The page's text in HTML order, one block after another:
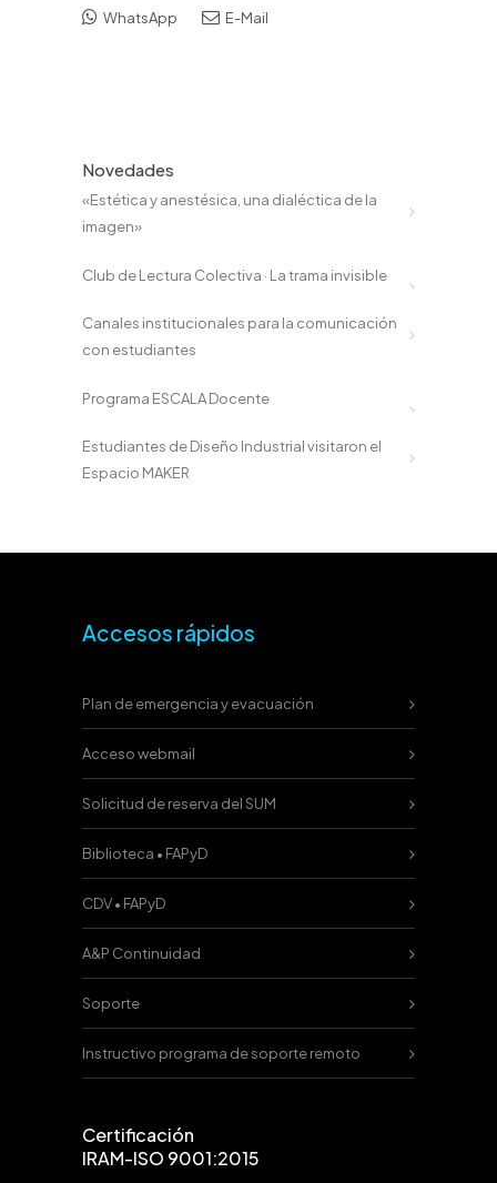
WhatsApp E-Mail
Novedades
«Estética y anestésica, una dialéctica de la
imagen»
Club de Lectura Colectiva · La trama invisible
Canales institucionales para la comunicación
con estudiantes
Programa ESCALA Docente
Estudiantes de Diseño Industrial visitaron el
Espacio MAKER
Accesos rápidos
Plan de emergencia y evacuación
Acceso webmail
Solicitud de reserva del SUM
Biblioteca • FAPyD
CDV • FAPyD
A&P Continuidad
Soporte
Instructivo programa de soporte remoto
Certificación
IRAM-ISO 9001:2015